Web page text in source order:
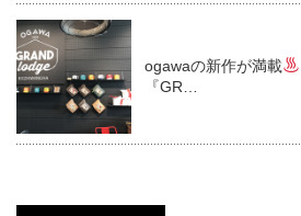
ogawaの新作が満載
『GR…